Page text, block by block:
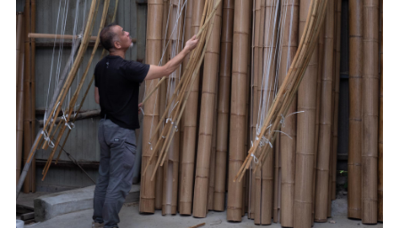
既製品だけでなく、使用場所や雰囲気に合わせた竹製品の特
注製作も行っています。 今回のような庭用の杓や杓台のほ
か、竹垣、犬矢来、袖垣、竹の目隠し、店舗や旅館の装飾材
など、用途に応じて製作が可能です。 竹は自然素材のため、
寸法や仕上がりには個体差がありますが、その不均一さこそ
が竹の魅力でもあります。 お庭の景色に馴染む道具とし
て、自然な風合いを大切にしながら一本一本製作していま
す。 ◼️竹の道具がつくる庭の表情 庭に置かれる道具は、単
なる備品ではなく、空間の印象をつくる大切な要素です。